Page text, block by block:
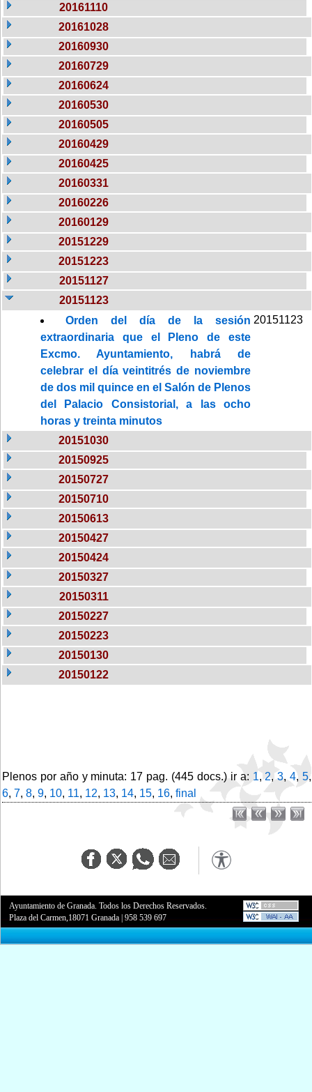
20161110
20161028
20160930
20160729
20160624
20160530
20160505
20160429
20160425
20160331
20160226
20160129
20151229
20151223
20151127
20151123
Orden del día de la sesión
extraordinaria que el Pleno de este
Excmo. Ayuntamiento, habrá de
celebrar el día veintitrés de noviembre
de dos mil quince en el Salón de Plenos
del Palacio Consistorial, a las ocho
horas y treinta minutos
20151123
20151030
20150925
20150727
20150710
20150613
20150427
20150424
20150327
20150311
20150227
20150223
20150130
20150122
Plenos por año y minuta: 17 pag. (445 docs.) ir a: 1,2,3,4,5,
6, 7, 8, 9, 10, 11, 12, 13, 14, 15, 16, final
Ayuntamiento de Granada. Todos los Derechos Reservados.
Plaza del Carmen,18071 Granada |958 539 697